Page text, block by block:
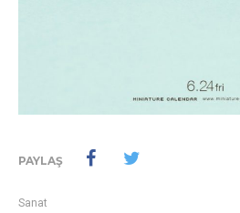
PAYLAŞ
Sanat